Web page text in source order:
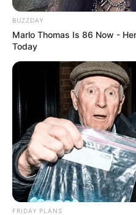
BUZZDAY
Marlo Thomas Is 86 Now -
Today
FRIDAY PLANS